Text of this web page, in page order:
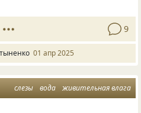
9
01 апр 2025
слезы вода живительная влага